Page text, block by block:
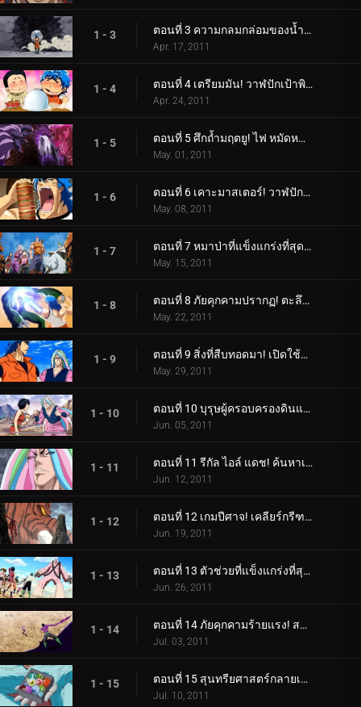
1 - 3 ตอนที่ 3 ความกลมกล่อมของน้ำผลไม้เจ็ดสี! รับผลไม้สายรุ้ง!
Apr. 17, 2011
1 - 4 ตอนที่ 4 เตรียมมัน! วาฬปักเป้าพิษ! โคโค่ ราชาแห่งสวรรค์ปรากฏตัว!
Apr. 24, 2011
1 - 5 ตอนที่ 5 ศึกถ้ำมฤตยู! ไฟ หมัดหนามห้าเท่า!
May. 01, 2011
1 - 6 ตอนที่ 6 เคาะมาสเตอร์! วาฬปักเป้า ถึงเวลาของความอร่อยแล้ว!
May. 08, 2011
1 - 7 ตอนที่ 7 หมาป่าที่แข็งแกร่งที่สุดเท่าที่เคยมีมา! Battle Wolf ได้เกิดใหม่แล้ว!
May. 15, 2011
1 - 8 ตอนที่ 8 ภัยคุกคามปรากฏ! ตะลึงที่ Gourmet Coliseum!
May. 22, 2011
1 - 9 ตอนที่ 9 สิ่งที่สืบทอดมา! เปิดใช้งาน Gourmet Cells!
May. 29, 2011
1 - 10 ตอนที่ 10 บุรุษผู้ครอบครองดินแดนอันไร้เทียมทาน! เขาชื่อซานิ!
Jun. 05, 2011
1 - 11 ตอนที่ 11 รีกัล ไอล์ แดช! ค้นหาเนื้ออัญมณี!
Jun. 12, 2011
1 - 12 ตอนที่ 12 เกมปีศาจ! เคลียร์กรีฑาปีศาจ!
Jun. 19, 2011
1 - 13 ตอนที่ 13 ตัวช่วยที่แข็งแกร่งที่สุด! ปะทะ โคโค่ ปะทะ จีทีโรโบ!
Jun. 26, 2011
1 - 14 ตอนที่ 14 ภัยคุกคามร้ายแรง! สมการชนะของโคโค่
Jul. 03, 2011
1 - 15 ตอนที่ 15 สุนทรียศาสตร์กลายเป็นเรื่องยาก! การต่อสู้ลูกผู้ชายของซันนี่
Jul. 10, 2011